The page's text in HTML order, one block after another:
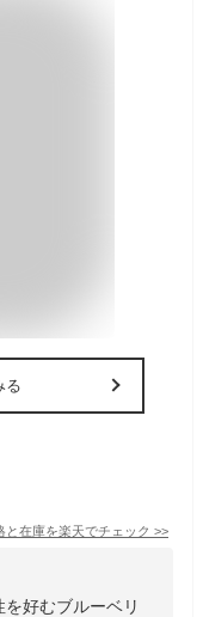
る
と在庫を楽天でチェック >>
好むブルーベリ